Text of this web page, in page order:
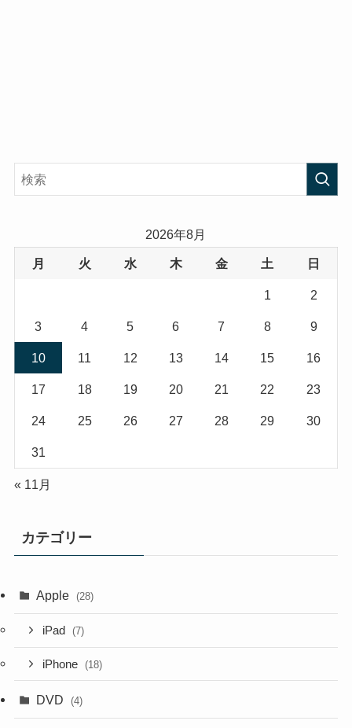
2026年8月
月 火 水 木 金 土 日
1 2
3 4 5 6 7 8 9
10 11 12 13 14 15 16
17 18 19 20 21 22 23
24 25 26 27 28 29 30
31
« 11月
カテゴリー
Apple (28)
iPad (7)
iPhone (18)
DVD (4)